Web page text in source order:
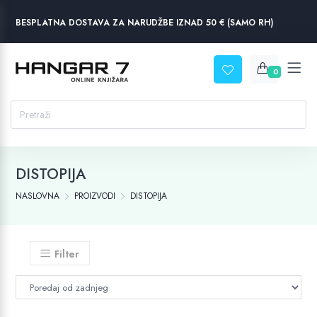
BESPLATNA DOSTAVA ZA NARUDŽBE IZNAD 50 € (SAMO RH)
0
DISTOPIJA
NASLOVNA PROIZVODI DISTOPIJA
Filter